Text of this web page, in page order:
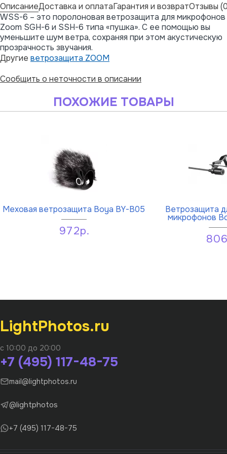
ОписаниеДоставка и оплатаГарантия и возвратОтзывы
WSS-6 – это поролоновая ветрозащита для микрофонов
Zoom SGH-6 и SSH-6 типа «пушка». С ее помощью вы
уменьшите шум ветра, сохраняя при этом акустическую
прозрачность звучания.
Другие ветрозащита ZOOM
Сообщить о неточности в описании
ПОХОЖИЕ ТОВАРЫ
Меховая ветрозащита Boya BY-B05
972р.
Ветрозащита
микрофонов
LightPhotos.ru
с 10:00 до 20:00
+7 (495) 117-48-75
mail@lightphotos.ru
@lightphotos
+7 (495) 117-48-75